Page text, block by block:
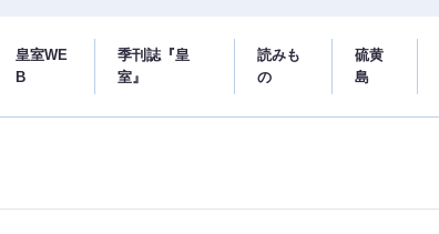
皇室WE
B
季刊誌『皇
室』
読みも
の
硫黄
島